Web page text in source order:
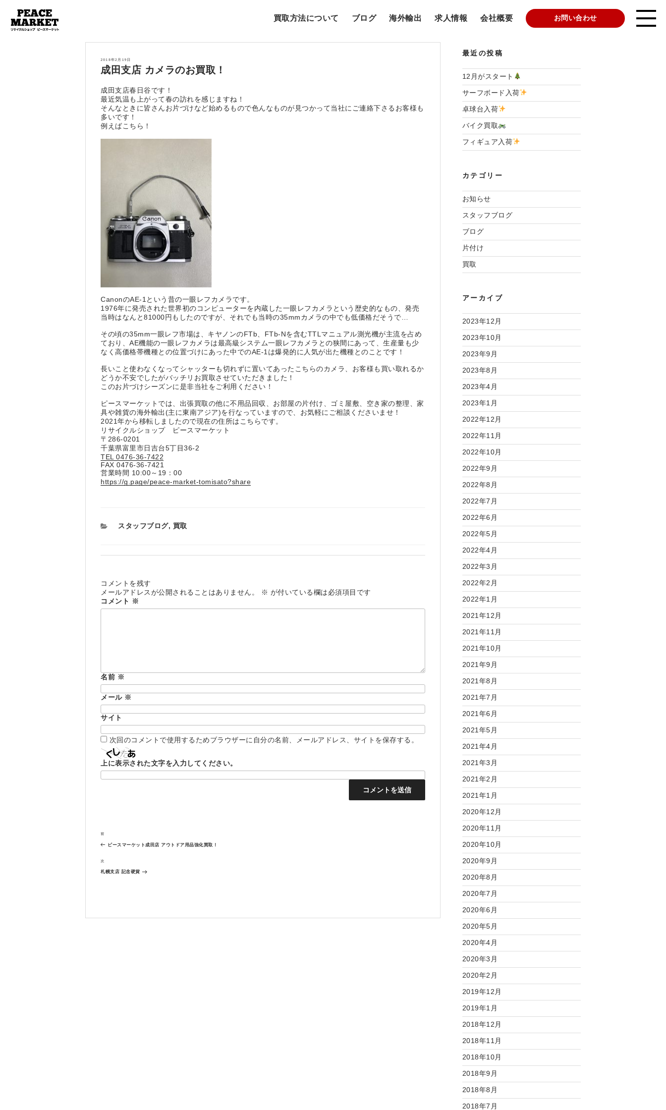
買取方法について ブログ 海外輸出 求人情報 会社概要 お問い合わせ
投
日:
2018年2月19日
成田支店 カメラのお買取！
成田支店春日谷です！
最近気温も上がって春の訪れを感じますね！
そんなときに皆さんお片づけなど始めるもので色んなものが見つかって当社にご連絡下さるお客様も
多いです！
例えばこちら！
CanonのAE-1という昔の一眼レフカメラです。
1976年に発売された世界初のコンピューターを内蔵した一眼レフカメラという歴史的なもの、発売
当時はなんと81000円もしたのですが、それでも当時の35mmカメラの中でも低価格だそうで…
その頃の35mm一眼レフ市場は、キヤノンのFTb、FTb-Nを含むTTLマニュアル測光機が主流を占め
ており、AE機能の一眼レフカメラは最高級システム一眼レフカメラとの狭間にあって、生産量も少
なく高価格帯機種との位置づけにあった中でのAE-1は爆発的に人気が出た機種とのことです！
長いこと使わなくなってシャッターも切れずに置いてあったこちらのカメラ、お客様も買い取れるか
どうか不安でしたがバッチリお買取させていただきました！
このお片づけシーズンに是非当社をご利用ください！
ピースマーケットでは、出張買取の他に不用品回収、お部屋の片付け、ゴミ屋敷、空き家の整理、家
具や雑貨の海外輸出(主に東南アジア)を行なっていますので、お気軽にご相談くださいませ！
2021年から移転しましたので現在の住所はこちらです。
リサイクルショップ ピースマーケット
〒286-0201
千葉県富里市日吉台5丁目36-2
TEL 0476-36-7422
FAX 0476-36-7421
営業時間 10:00～19：00
https://g.page/peace-market-tomisato?share
カ
スタッフブログ, 買取
コメントを残す
メールアドレスが公開されることはありません。
※ が付いている欄は必須項目です
コメント ※
名前 ※
メール ※
サイト
次回のコメントで使用するためブラウザーに自分の名前、メールアドレス、サイトを保存する。
上に表示された文字を入力してください。
稿
ナ
ゲ
ー
過
去
投
稿
前
ピースマーケット成田店 アウトドア用品強化買取！
次
の
次
札幌支店 記念硬貨
最近の投稿
12月がスタート
サーフボード入荷
卓球台入荷
バイク買取
フィギュア入荷
カテゴリー
お知らせ
スタッフブログ
ブログ
片付け
買取
アーカイブ
2023年12月
2023年10月
2023年9月
2023年8月
2023年4月
2023年1月
2022年12月
2022年11月
2022年10月
2022年9月
2022年8月
2022年7月
2022年6月
2022年5月
2022年4月
2022年3月
2022年2月
2022年1月
2021年12月
2021年11月
2021年10月
2021年9月
2021年8月
2021年7月
2021年6月
2021年5月
2021年4月
2021年3月
2021年2月
2021年1月
2020年12月
2020年11月
2020年10月
2020年9月
2020年8月
2020年7月
2020年6月
2020年5月
2020年4月
2020年3月
2020年2月
2019年12月
2019年1月
2018年12月
2018年11月
2018年10月
2018年9月
2018年8月
2018年7月